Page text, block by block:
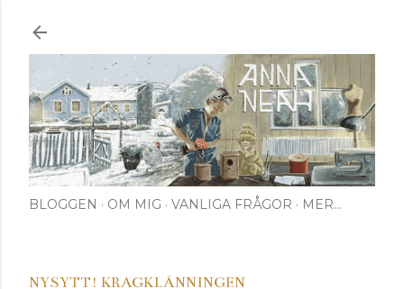
BLOGGEN OM MIG VANLIGA FRÅGOR MER…
NYSYTT! KRAGKLÄNNINGEN